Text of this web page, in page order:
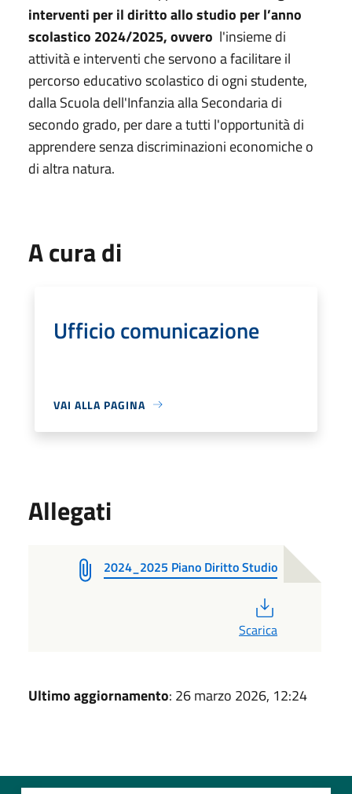
interventi per il diritto allo studio per l’anno
scolastico 2024/2025, ovvero l'insieme di
attività e interventi che servono a facilitare il
percorso educativo scolastico di ogni studente,
dalla Scuola dell'Infanzia alla Secondaria di
secondo grado, per dare a tutti l'opportunità di
apprendere senza discriminazioni economiche o
di altra natura.
A cura di
Ufficio comunicazione
VAI ALLA PAGINA
Allegati
2024_2025 Piano Diritto Studio
Scarica
Ultimo aggiornamento: 26 marzo 2026, 12:24